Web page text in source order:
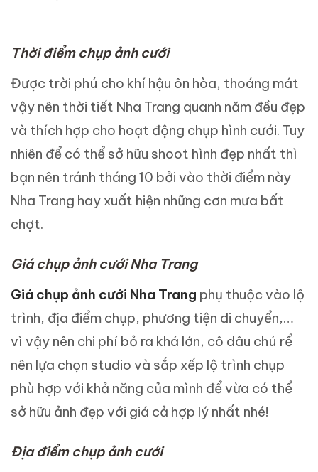
Thời điểm chụp ảnh cưới
Được trời phú cho khí hậu ôn hòa, thoáng mát
vậy nên thời tiết Nha Trang quanh năm đều đẹp
và thích hợp cho hoạt động chụp hình cưới. Tuy
nhiên để có thể sở hữu shoot hình đẹp nhất thì
bạn nên tránh tháng 10 bởi vào thời điểm này
Nha Trang hay xuất hiện những cơn mưa bất
chợt.
Giá chụp ảnh cưới Nha Trang
Giá chụp ảnh cưới Nha Trang phụ thuộc vào lộ
trình, địa điểm chụp, phương tiện di chuyển,…
vì vậy nên chi phí bỏ ra khá lớn, cô dâu chú rể
nên lựa chọn studio và sắp xếp lộ trình chụp
phù hợp với khả năng của mình để vừa có thể
sở hữu ảnh đẹp với giá cả hợp lý nhất nhé!
Địa điểm chụp ảnh cưới